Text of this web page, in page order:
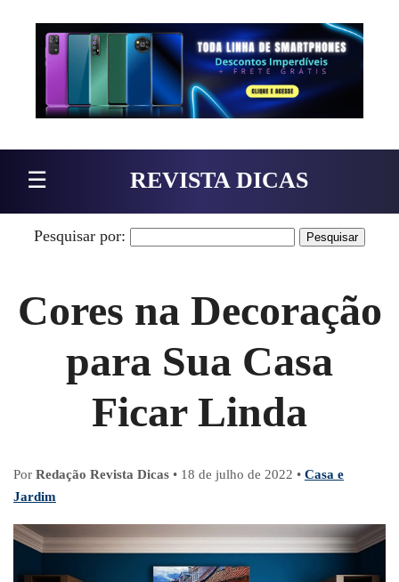
Pular para o conteúdo
☰ REVISTA DICAS
Pesquisar por:
Cores na Decoração
para Sua Casa
Ficar Linda
Por Redação Revista Dicas • 18 de julho de 2022 • Casa e
Jardim